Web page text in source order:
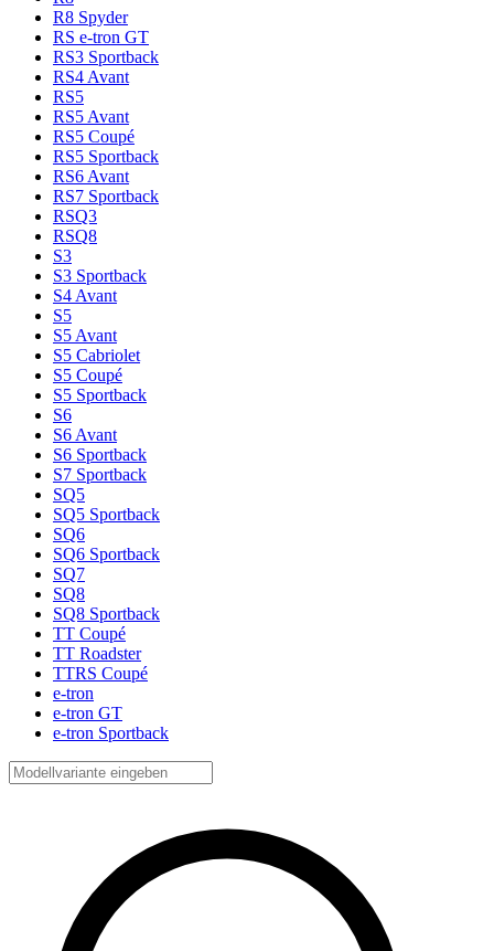
R8 Spyder
RS e-tron GT
RS3 Sportback
RS4 Avant
RS5
RS5 Avant
RS5 Coupé
RS5 Sportback
RS6 Avant
RS7 Sportback
RSQ3
RSQ8
S3
S3 Sportback
S4 Avant
S5
S5 Avant
S5 Cabriolet
S5 Coupé
S5 Sportback
S6
S6 Avant
S6 Sportback
S7 Sportback
SQ5
SQ5 Sportback
SQ6
SQ6 Sportback
SQ7
SQ8
SQ8 Sportback
TT Coupé
TT Roadster
TTRS Coupé
e-tron
e-tron GT
e-tron Sportback